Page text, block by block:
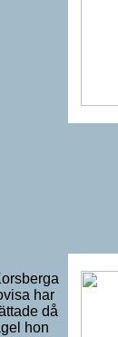
har
då
hon